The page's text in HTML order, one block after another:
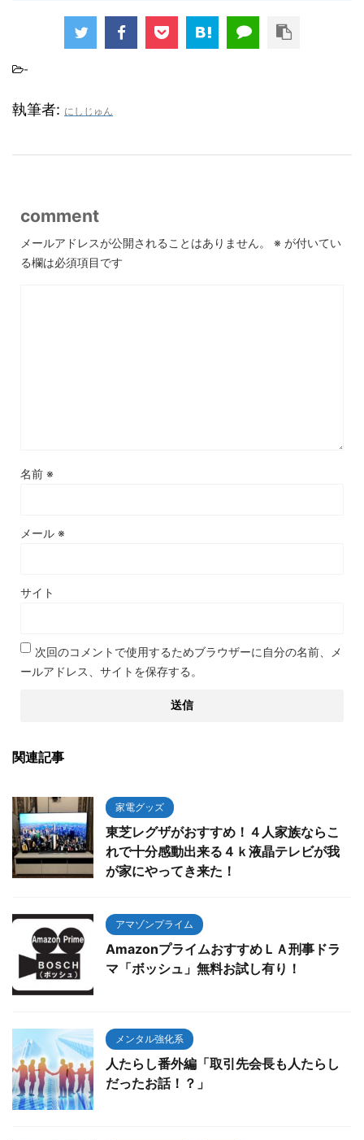
-
執筆者: にしじゅん
comment
メールアドレスが公開されることはありません。 ※ が付いてい
る欄は必須項目です
名前 ※
メール ※
サイト
次回のコメントで使用するためブラウザーに自分の名前、メ
ールアドレス、サイトを保存する。
関連記事
家電グッズ
東芝レグザがおすすめ！４人家族ならこ
れで十分感動出来る４ｋ液晶テレビが我
が家にやってき来た！
アマゾンプライム
AmazonプライムおすすめＬＡ刑事ドラ
マ「ボッシュ」無料お試し有り！
メンタル強化系
人たらし番外編「取引先会長も人たらし
だったお話！？」